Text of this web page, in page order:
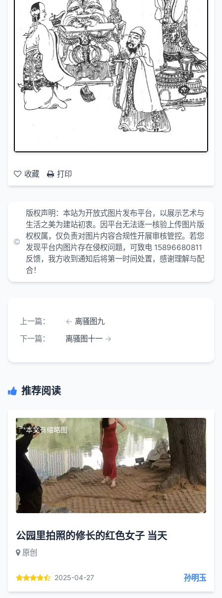
收藏 打印
版权声明：本站为开放式图片发布平台，以展示艺术与
生活之美为建站初衷。因平台无法逐一核验上传图片版
权权属，仅负责对图片内容合规性开展审核管控。若您
发现平台内图片存在侵权问题，可致电 15896680811
反馈，我方收到通知后将第一时间处置，感谢理解与配
合！
上一篇：
离骚图九
下一篇：
离骚图十一
推荐阅读
本文有缩略图
公园里拍照的修长的红色女子 当天
原创
2025-04-27 孙明玉